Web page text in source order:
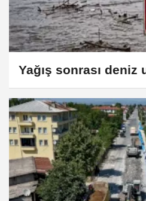
Yağış sonrası deniz